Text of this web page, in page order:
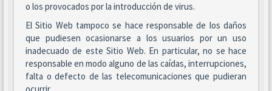
o los provocados por la introducción de virus.
El Sitio Web tampoco se hace responsable de los daños
que pudiesen ocasionarse a los usuarios por un uso
inadecuado de este Sitio Web. En particular, no se hace
responsable en modo alguno de las caídas, interrupciones,
falta o defecto de las telecomunicaciones que pudieran